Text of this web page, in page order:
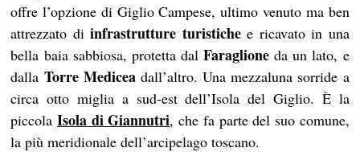
offre l’opzione di Giglio Campese, ultimo venuto ma ben
attrezzato diinfrastrutture turistichee ricavato in una
bella baia sabbiosa, protetta dalFaraglione da un lato, e
dalla Torre Mediceadall’altro. Una mezzaluna sorride a
circa otto miglia a sud-est dell’Isola del Giglio. È la
piccolaIsola di Giannutri, che fa parte del suo comune,
la più meridionale dell’arcipelago toscano.